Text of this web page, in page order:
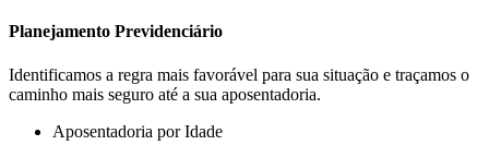
Planejamento Previdenciário
Identificamos a regra mais favorável para sua situação e traçamos o
caminho mais seguro até a sua aposentadoria.
Aposentadoria por Idade